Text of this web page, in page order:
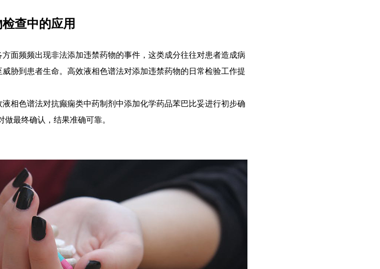
查中的应用
面频频出现非法添加违禁药物的事件，这类成分往往对患者造成病
胁到患者生命。高效液相色谱法对添加违禁药物的日常检验工作提
相色谱法对抗癫痫类中药制剂中添加化学药品苯巴比妥进行初步确
最终确认，结果准确可靠。